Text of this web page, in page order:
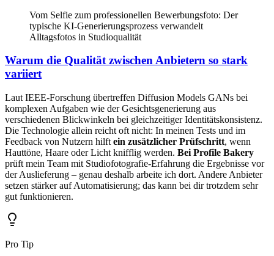
Vom Selfie zum professionellen Bewerbungsfoto: Der
typische KI-Generierungsprozess verwandelt
Alltagsfotos in Studioqualität
Warum die Qualität zwischen Anbietern so stark
variiert
Laut IEEE-Forschung übertreffen Diffusion Models GANs bei
komplexen Aufgaben wie der Gesichtsgenerierung aus
verschiedenen Blickwinkeln bei gleichzeitiger Identitätskonsistenz.
Die Technologie allein reicht oft nicht: In meinen Tests und im
Feedback von Nutzern hilft ein zusätzlicher Prüfschritt, wenn
Hauttöne, Haare oder Licht knifflig werden. Bei Profile Bakery
prüft mein Team mit Studiofotografie-Erfahrung die Ergebnisse vor
der Auslieferung – genau deshalb arbeite ich dort. Andere Anbieter
setzen stärker auf Automatisierung; das kann bei dir trotzdem sehr
gut funktionieren.
Pro Tip